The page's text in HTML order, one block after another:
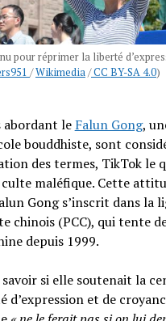
pour réprimer la liberté
/Wikimedia/CC BY-SA 4.0)
abordant le Falun Gong,
bouddhiste, sont
des termes, TikTok le
maléfique. Cette
Gong s’inscrit dans la
chinois (PCC), qui tente
depuis 1999.
si elle soutenait la
d’expression et de